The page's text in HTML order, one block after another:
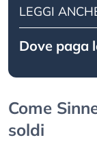
LEGGI
Dove paga
Come
soldi